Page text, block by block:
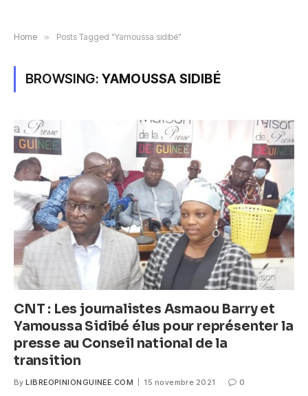
Home » Posts Tagged "Yamoussa sidibé"
BROWSING: YAMOUSSA SIDIBÉ
CNT : Les journalistes Asmaou Barry et
Yamoussa Sidibé élus pour représenter la
presse au Conseil national de la
transition
By LIBREOPINIONGUINEE.COM 15 novembre 2021 0